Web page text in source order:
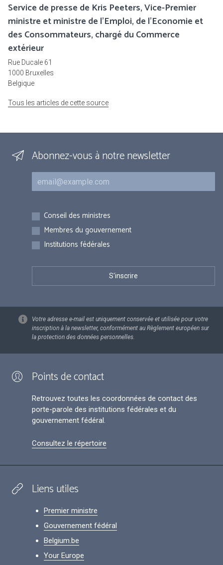
Service de presse de Kris Peeters, Vice-Premier
ministre et ministre de l'Emploi, de l'Economie et
des Consommateurs, chargé du Commerce
extérieur
Rue Ducale 61
1000 Bruxelles
Belgique
Tous les articles de cette source
Abonnez-vous à notre newsletter
Courriel
Inscriptions
Conseil des ministres
Membres du gouvernement
Institutions fédérales
Votre adresse e-mail est uniquement conservée et utilisée pour votre
inscription à la newsletter, conformément au Règlement européen sur
la protection des données personnelles.
Points de contact
Retrouvez toutes les coordonnées de contact des
porte-parole des institutions fédérales et du
gouvernement fédéral.
Consultez le répertoire
Liens utiles
Premier ministre
Gouvernement fédéral
Belgium.be
Your Europe